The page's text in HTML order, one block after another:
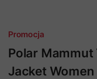
Promocja
Polar Mammut
Jacket Women